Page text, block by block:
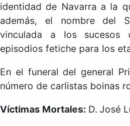
identidad de Navarra a la
además, el nombre del
vinculada a los sucesos
episodios fetiche para los
En el funeral del general
número de carlistas boinas
Víctimas Mortales: D. José